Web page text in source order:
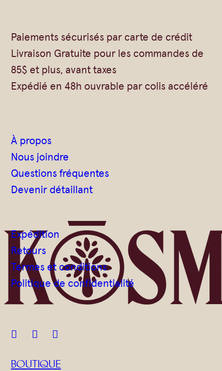
i
v
e
B
Paiements sécurisés par carte de crédit
Livraison Gratuite pour les commandes de
85$ et plus, avant taxes
Expédié en 48h ouvrable par colis accéléré
À propos
Nous joindre
Questions fréquentes
Devenir détaillant
Expédition
Retours
Termes et conditions
Politique de confidentialité
  
BOUTIQUE